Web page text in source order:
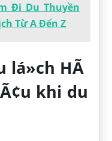
Đi Du Thuyền
Từ A Đến Z
lá»ch HÃ
khi du